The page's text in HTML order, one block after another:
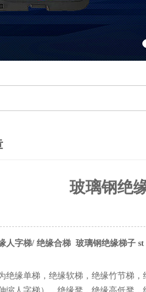
玻璃钢绝
人字梯/ 绝缘合梯 玻璃钢绝缘梯子 st
绝缘单梯，绝缘软梯，绝缘竹节梯